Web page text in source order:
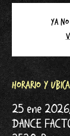
Ya
Horario y
25 ene
DANCE